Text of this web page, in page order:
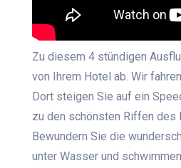
Zu diesem 4 stündigen
von Ihrem Hotel ab. Wir
Dort steigen Sie auf ein
zu den schönsten Riffen des
Bewundern Sie die
unter Wasser und